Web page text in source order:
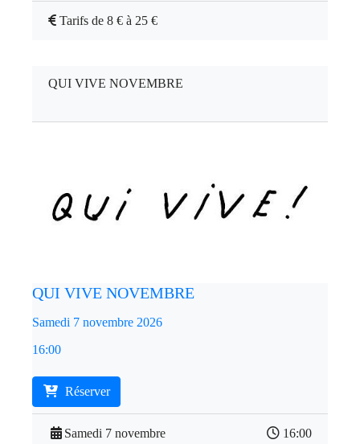
Tarifs de 8 € à 25 €
QUI VIVE NOVEMBRE
QUI VIVE NOVEMBRE
Samedi 7 novembre 2026
16:00
Réserver
Samedi 7 novembre 16:00